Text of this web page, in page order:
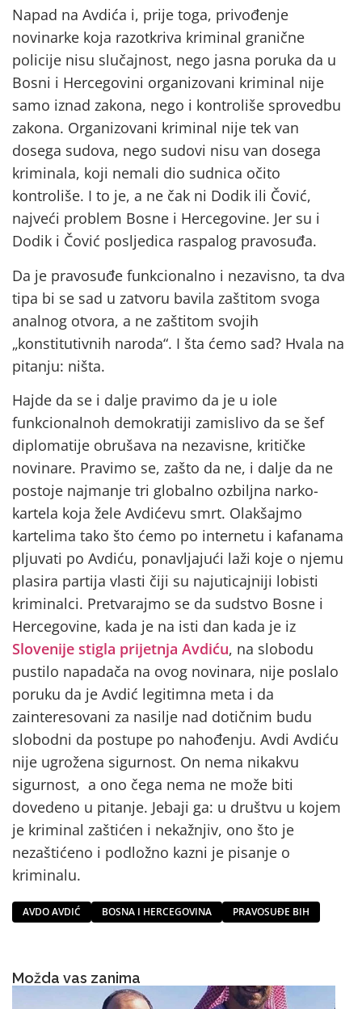
Napad na Avdića i, prije toga, privođenje
novinarke koja razotkriva kriminal granične
policije nisu slučajnost, nego jasna poruka da u
Bosni i Hercegovini organizovani kriminal nije
samo iznad zakona, nego i kontroliše sprovedbu
zakona. Organizovani kriminal nije tek van
dosega sudova, nego sudovi nisu van dosega
kriminala, koji nemali dio sudnica očito
kontroliše. I to je, a ne čak ni Dodik ili Čović,
najveći problem Bosne i Hercegovine. Jer su i
Dodik i Čović posljedica raspalog pravosuđa.
Da je pravosuđe funkcionalno i nezavisno, ta dva
tipa bi se sad u zatvoru bavila zaštitom svoga
analnog otvora, a ne zaštitom svojih
„konstitutivnih naroda“. I šta ćemo sad? Hvala na
pitanju: ništa.
Hajde da se i dalje pravimo da je u iole
funkcionalnoh demokratiji zamislivo da se šef
diplomatije obrušava na nezavisne, kritičke
novinare. Pravimo se, zašto da ne, i dalje da ne
postoje najmanje tri globalno ozbiljna narko-
kartela koja žele Avdićevu smrt. Olakšajmo
kartelima tako što ćemo po internetu i kafanama
pljuvati po Avdiću, ponavljajući laži koje o njemu
plasira partija vlasti čiji su najuticajniji lobisti
kriminalci. Pretvarajmo se da sudstvo Bosne i
Hercegovine, kada je na isti dan kada je iz
Slovenije stigla prijetnja Avdiću, na slobodu
pustilo napadača na ovog novinara, nije poslalo
poruku da je Avdić legitimna meta i da
zainteresovani za nasilje nad dotičnim budu
slobodni da postupe po nahođenju. Avdi Avdiću
nije ugrožena sigurnost. On nema nikakvu
sigurnost, a ono čega nema ne može biti
dovedeno u pitanje. Jebaji ga: u društvu u kojem
je kriminal zaštićen i nekažnjiv, ono što je
nezaštićeno i podložno kazni je pisanje o
kriminalu.
AVDO AVDIĆ BOSNA I HERCEGOVINA PRAVOSUĐE BIH
Možda vas zanima